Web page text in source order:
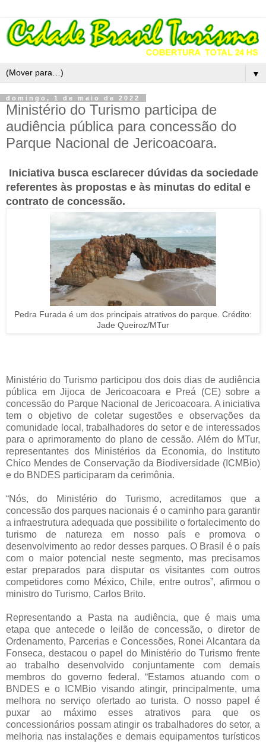
▼
domingo, 1 de maio de 2022
Ministério do Turismo participa de
audiência pública para concessão do
Parque Nacional de Jericoacoara.
Iniciativa busca esclarecer dúvidas da sociedade
referentes às propostas e às minutas do edital e
contrato de concessão.
Pedra Furada é um dos principais atrativos do parque. Crédito:
Jade Queiroz/MTur
Ministério do Turismo participou dos dois dias de audiência
pública em Jijoca de Jericoacoara e Preá (CE) sobre a
concessão do Parque Nacional de Jericoacoara. A iniciativa
tem o objetivo de coletar sugestões e observações da
comunidade local, trabalhadores do setor e de interessados
para o aprimoramento do plano de cessão. Além do MTur,
representantes dos Ministérios da Economia, do Instituto
Chico Mendes de Conservação da Biodiversidade (ICMBio)
e do BNDES participaram da cerimônia.
“Nós, do Ministério do Turismo, acreditamos que a
concessão dos parques nacionais é o caminho para garantir
a infraestrutura adequada que possibilite o fortalecimento do
turismo de natureza em nosso país e promova o
desenvolvimento ao redor desses parques. O Brasil é o país
com o maior potencial neste segmento, mas precisamos
estar preparados para disputar os visitantes com outros
competidores como México, Chile, entre outros”, afirmou o
ministro do Turismo, Carlos Brito.
Representando a Pasta na audiência, que é mais uma
etapa que antecede o leilão de concessão, o diretor de
Ordenamento, Parcerias e Concessões, Ronei Alcantara da
Fonseca, destacou o papel do Ministério do Turismo frente
ao trabalho desenvolvido conjuntamente com demais
membros do governo federal. “Estamos atuando com o
BNDES e o ICMBio visando atingir, principalmente, uma
melhora no serviço ofertado ao turista. O nosso papel é
puxar ao máximo esses atrativos para que os
concessionários possam atingir os trabalhadores do setor, a
melhoria nas instalações e demais equipamentos turísticos